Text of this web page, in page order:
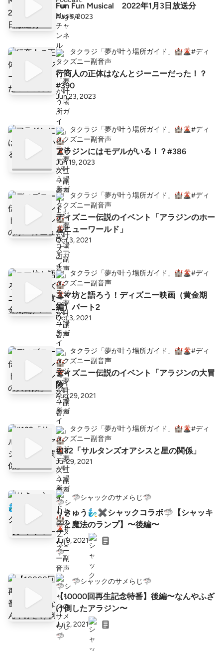
Fun Fun Musical 2022年1月3日放送分
Aug 9, 2023
タクラジ「夢が叶う場所ガイド」🏰🌋#ディ
ズニー副音声
行商人の正体はなんとジーニーだった！？
#390
Jun 23, 2023
タクラジ「夢が叶う場所ガイド」🏰🌋#ディ
ズニー副音声
アラジンにはモデルがいる！？#386
Jun 19, 2023
タクラジ「夢が叶う場所ガイド」🏰🌋#ディ
ズニー副音声
ディズニー伝説のイベント「アラジンのホー
ルニューワールド」
Oct 3, 2021
タクラジ「夢が叶う場所ガイド」🏰🌋#ディ
ズニー副音声
ユマ坊と語ろう！ディズニー映画（黄金期
編）パート2
Oct 3, 2021
タクラジ「夢が叶う場所ガイド」🏰🌋#ディ
ズニー副音声
ディズニー伝説のイベント「アラジンの大冒
険」
Aug 29, 2021
タクラジ「夢が叶う場所ガイド」🏰🌋#ディ
ズニー副音声
#132「サルタンズオアシスと星の関係」
Jul 29, 2021
🦈シャックのサメらじ🦈
りきゅう🧞‍♂️✖︎シャックコラボ🦈【シャッキ
ーと魔法のランプ】〜後編〜
Jul 9, 2021
🦈シャックのサメらじ🦈
【10000回再生記念特番】後編〜なんやふざ
け倒したアラジン〜
Jul 2, 2021